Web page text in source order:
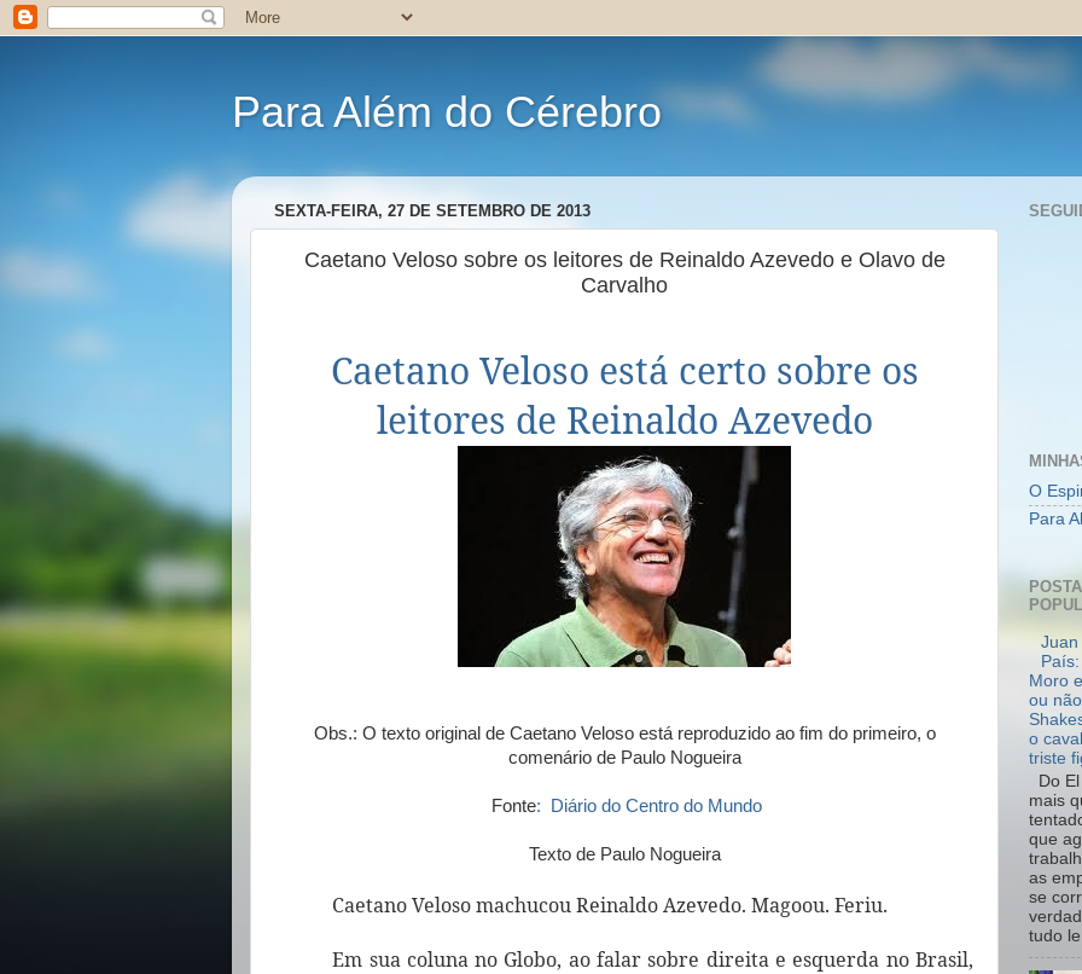
Para Além do Cérebro
SEXTA-FEIRA, 27 DE SETEMBRO DE 2013
Caetano Veloso sobre os leitores de Reinaldo Azevedo e Olavo de
Carvalho
Caetano Veloso está certo sobre os
leitores de Reinaldo Azevedo
Obs.: O texto original de Caetano Veloso está reproduzido ao fim do primeiro, o
comenário de Paulo Nogueira
Fonte: Diário do Centro do Mundo
Texto de Paulo Nogueira
Caetano Veloso machucou Reinaldo Azevedo. Magoou. Feriu.
Em sua coluna no Globo, ao falar sobre direita e esquerda no Brasil,
O
Para
Juan
Moro
ou
o
triste
Do
mais
que
as
se
tudo